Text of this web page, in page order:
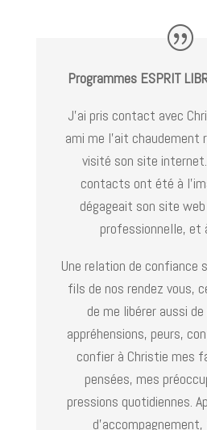
Programmes ESPRIT
J’ai pris contact avec
ami me l’ait chaudement
visité son site
contacts ont été à
dégageait son site
professionnelle, et
Une relation de confiance
fils de nos rendez vous,
de me libérer aussi
appréhensions, peurs,
confier à Christie mes
pensées, mes
pressions quotidiennes.
d’accompagnement,